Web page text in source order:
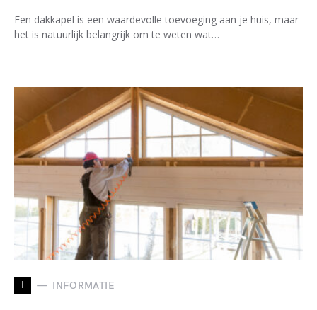
Een dakkapel is een waardevolle toevoeging aan je huis, maar
het is natuurlijk belangrijk om te weten wat…
I INFORMATIE